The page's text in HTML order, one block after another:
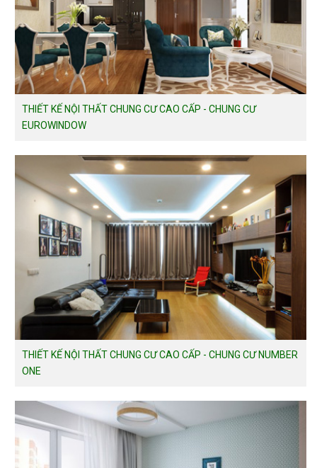
THIẾT KẾ NỘI THẤT CHUNG CƯ CAO CẤP - CHUNG CƯ
EUROWINDOW
THIẾT KẾ NỘI THẤT CHUNG CƯ CAO CẤP - CHUNG CƯ NUMBER
ONE